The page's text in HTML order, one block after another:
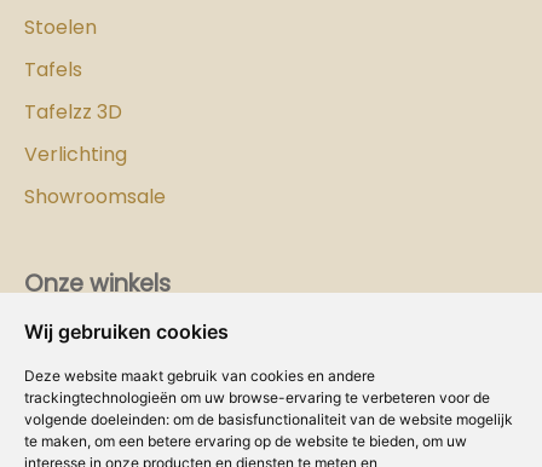
Wij gebruiken cookies
Deze website maakt gebruik van cookies en andere
trackingtechnologieën om uw browse-ervaring te verbeteren voor de
volgende doeleinden: om de basisfunctionaliteit van de website mogelijk
te maken, om een betere ervaring op de website te bieden, om uw
interesse in onze producten en diensten te meten en
Stoelen
Tafels
Tafelzz 3D
Verlichting
Showroomsale
Onze winkels
Vind hier deCozy-Homes winkel bij jou in de buurt!
Intranet
Dealer worden?